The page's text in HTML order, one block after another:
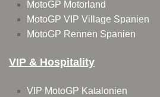
MotoGP Motorland
MotoGP VIP Village Spanien
MotoGP Rennen Spanien
VIP & Hospitality
VIP MotoGP Katalonien